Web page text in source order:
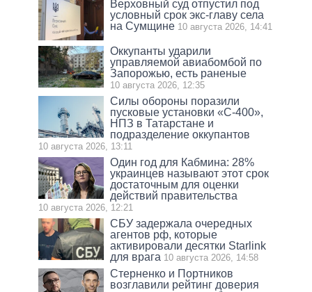
Верховный суд отпустил под
условный срок экс-главу села
на Сумщине 10 августа 2026, 14:41
Оккупанты ударили
управляемой авиабомбой по
Запорожью, есть раненые
10 августа 2026, 12:35
Силы обороны поразили
пусковые установки «С-400»,
НПЗ в Татарстане и
подразделение оккупантов
10 августа 2026, 13:11
Один год для Кабмина: 28%
украинцев называют этот срок
достаточным для оценки
действий правительства
10 августа 2026, 12:21
СБУ задержала очередных
агентов рф, которые
активировали десятки Starlink
для врага 10 августа 2026, 14:58
Стерненко и Портников
возглавили рейтинг доверия